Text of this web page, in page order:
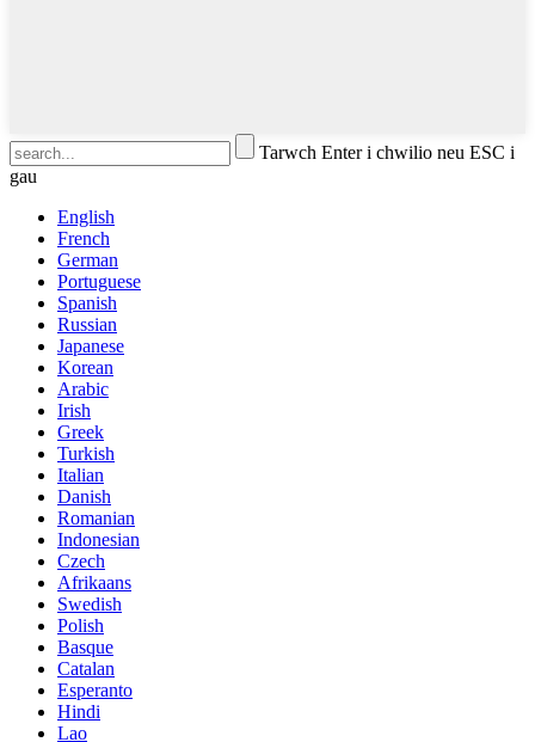
Tarwch Enter i chwilio neu ESC i
gau
English
French
German
Portuguese
Spanish
Russian
Japanese
Korean
Arabic
Irish
Greek
Turkish
Italian
Danish
Romanian
Indonesian
Czech
Afrikaans
Swedish
Polish
Basque
Catalan
Esperanto
Hindi
Lao